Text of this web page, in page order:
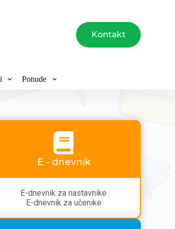
Kontakt
Ponude
E - dnevnik
E-dnevnik za nastavnike
E-dnevnik za učenike